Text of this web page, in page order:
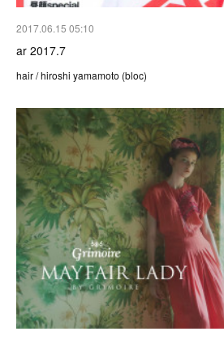
2017.06.15 05:10
ar 2017.7
hair / hiroshi yamamoto (bloc)